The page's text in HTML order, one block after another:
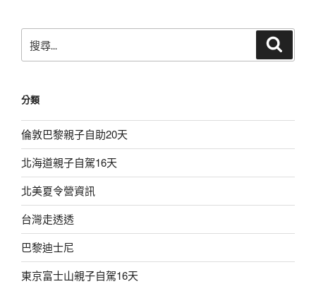
尋
字:
分類
倫敦巴黎親子自助20天
北海道親子自駕16天
北美夏令營資訊
台灣走透透
巴黎迪士尼
東京富士山親子自駕16天